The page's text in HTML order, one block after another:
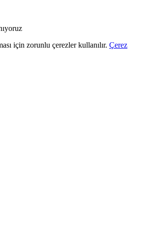
için zorunlu çerezler kullanılır. Çerez